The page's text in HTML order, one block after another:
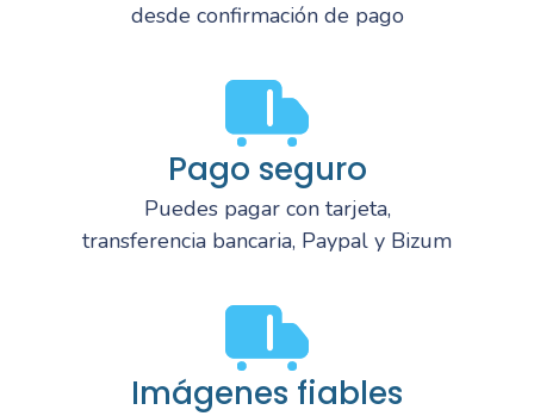
desde confirmación de pago
Pago seguro
Puedes pagar con tarjeta,
transferencia bancaria, Paypal y Bizum
Imágenes fiables